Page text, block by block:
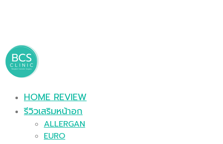
HOME REVIEW
รีวิวเสริมหน้าอก
ALLERGAN
EURO